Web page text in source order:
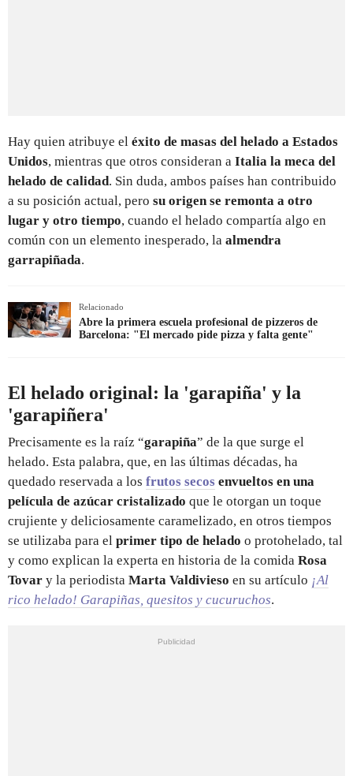
Hay quien atribuye el éxito de masas del helado a Estados
Unidos, mientras que otros consideran a Italia la meca del
helado de calidad. Sin duda, ambos países han contribuido
a su posición actual, pero su origen se remonta a otro
lugar y otro tiempo, cuando el helado compartía algo en
común con un elemento inesperado, la almendra
garrapiñada.
Relacionado
Abre la primera escuela profesional de pizzeros de
Barcelona: "El mercado pide pizza y falta gente"
El helado original: la 'garapiña' y la
'garapiñera'
Precisamente es la raíz “garapiña” de la que surge el
helado. Esta palabra, que, en las últimas décadas, ha
quedado reservada a los frutos secos envueltos en una
película de azúcar cristalizado que le otorgan un toque
crujiente y deliciosamente caramelizado, en otros tiempos
se utilizaba para el primer tipo de helado o protohelado, tal
y como explican la experta en historia de la comida Rosa
Tovar y la periodista Marta Valdivieso en su artículo ¡Al
rico helado! Garapiñas, quesitos y cucuruchos.